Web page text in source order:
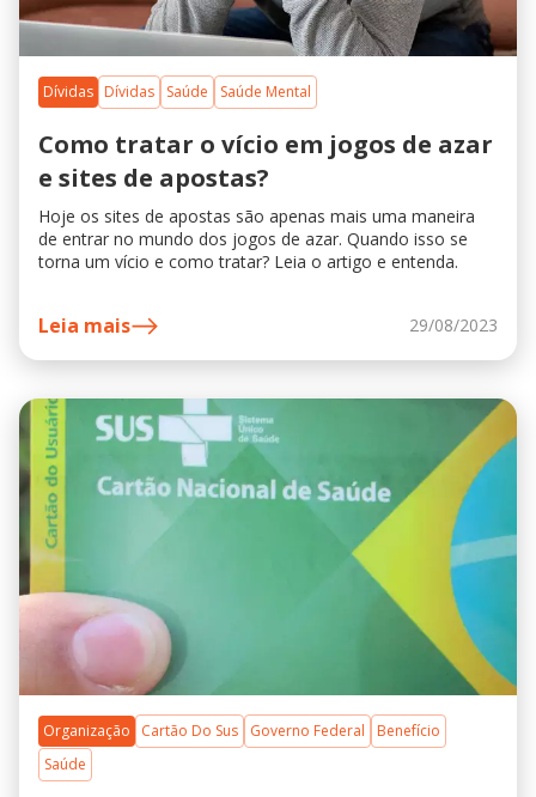
Dívidas Dívidas Saúde Saúde Mental
Como tratar o vício em jogos de azar
e sites de apostas?
Hoje os sites de apostas são apenas mais uma maneira
de entrar no mundo dos jogos de azar. Quando isso se
torna um vício e como tratar? Leia o artigo e entenda.
Leia mais 29/08/2023
Organização Cartão Do Sus Governo Federal
Benefício
Saúde